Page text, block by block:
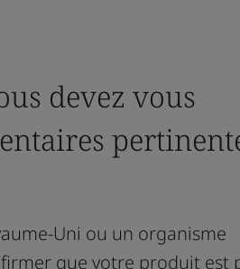
devez vous
Uni ou un organisme
que votre produit est